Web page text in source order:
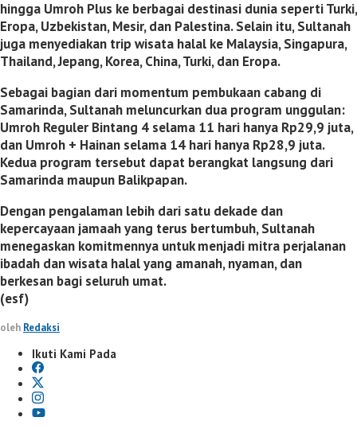
hingga Umroh Plus ke berbagai destinasi dunia seperti Turki,
Eropa, Uzbekistan, Mesir, dan Palestina. Selain itu, Sultanah
juga menyediakan trip wisata halal ke Malaysia, Singapura,
Thailand, Jepang, Korea, China, Turki, dan Eropa.
Sebagai bagian dari momentum pembukaan cabang di
Samarinda, Sultanah meluncurkan dua program unggulan:
Umroh Reguler Bintang 4 selama 11 hari hanya Rp29,9 juta,
dan Umroh + Hainan selama 14 hari hanya Rp28,9 juta.
Kedua program tersebut dapat berangkat langsung dari
Samarinda maupun Balikpapan.
Dengan pengalaman lebih dari satu dekade dan
kepercayaan jamaah yang terus bertumbuh, Sultanah
menegaskan komitmennya untuk menjadi mitra perjalanan
ibadah dan wisata halal yang amanah, nyaman, dan
berkesan bagi seluruh umat.
(esf)
oleh Redaksi
Ikuti Kami Pada